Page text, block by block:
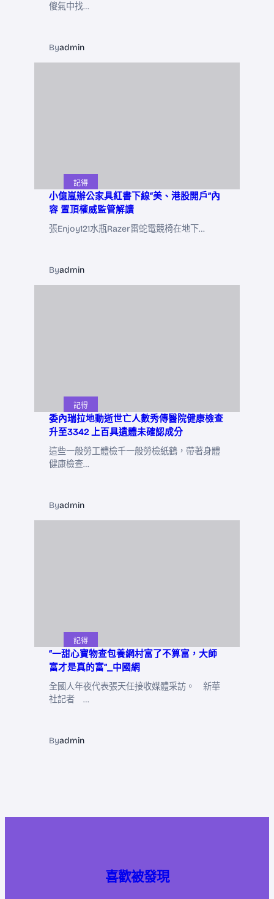
傻氣中找…
Byadmin
記得
小億嵐辦公家具紅書下線“美、港股開戶”內
容 置頂權威監管解讀
張Enjoy121水瓶Razer雷蛇電競椅在地下…
Byadmin
記得
委內瑞拉地動逝世亡人數秀傳醫院健康檢查
升至3342 上百具遺體未確認成分
這些一般勞工體檢千一般勞檢紙鶴，帶著身體
健康檢查…
Byadmin
記得
“一甜心寶物查包養網村富了不算富，大師
富才是真的富”_中國網
全國人年夜代表張天任接收媒體采訪。 新華
社記者 …
Byadmin
喜歡被發現